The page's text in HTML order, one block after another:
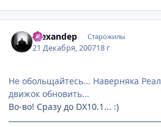
Alexandep Старожилы
21 Декабря, 200718 г
Не обольщайтесь... Наверняка
движок обновить...
Во-во! Сразу до DX10.1... :)